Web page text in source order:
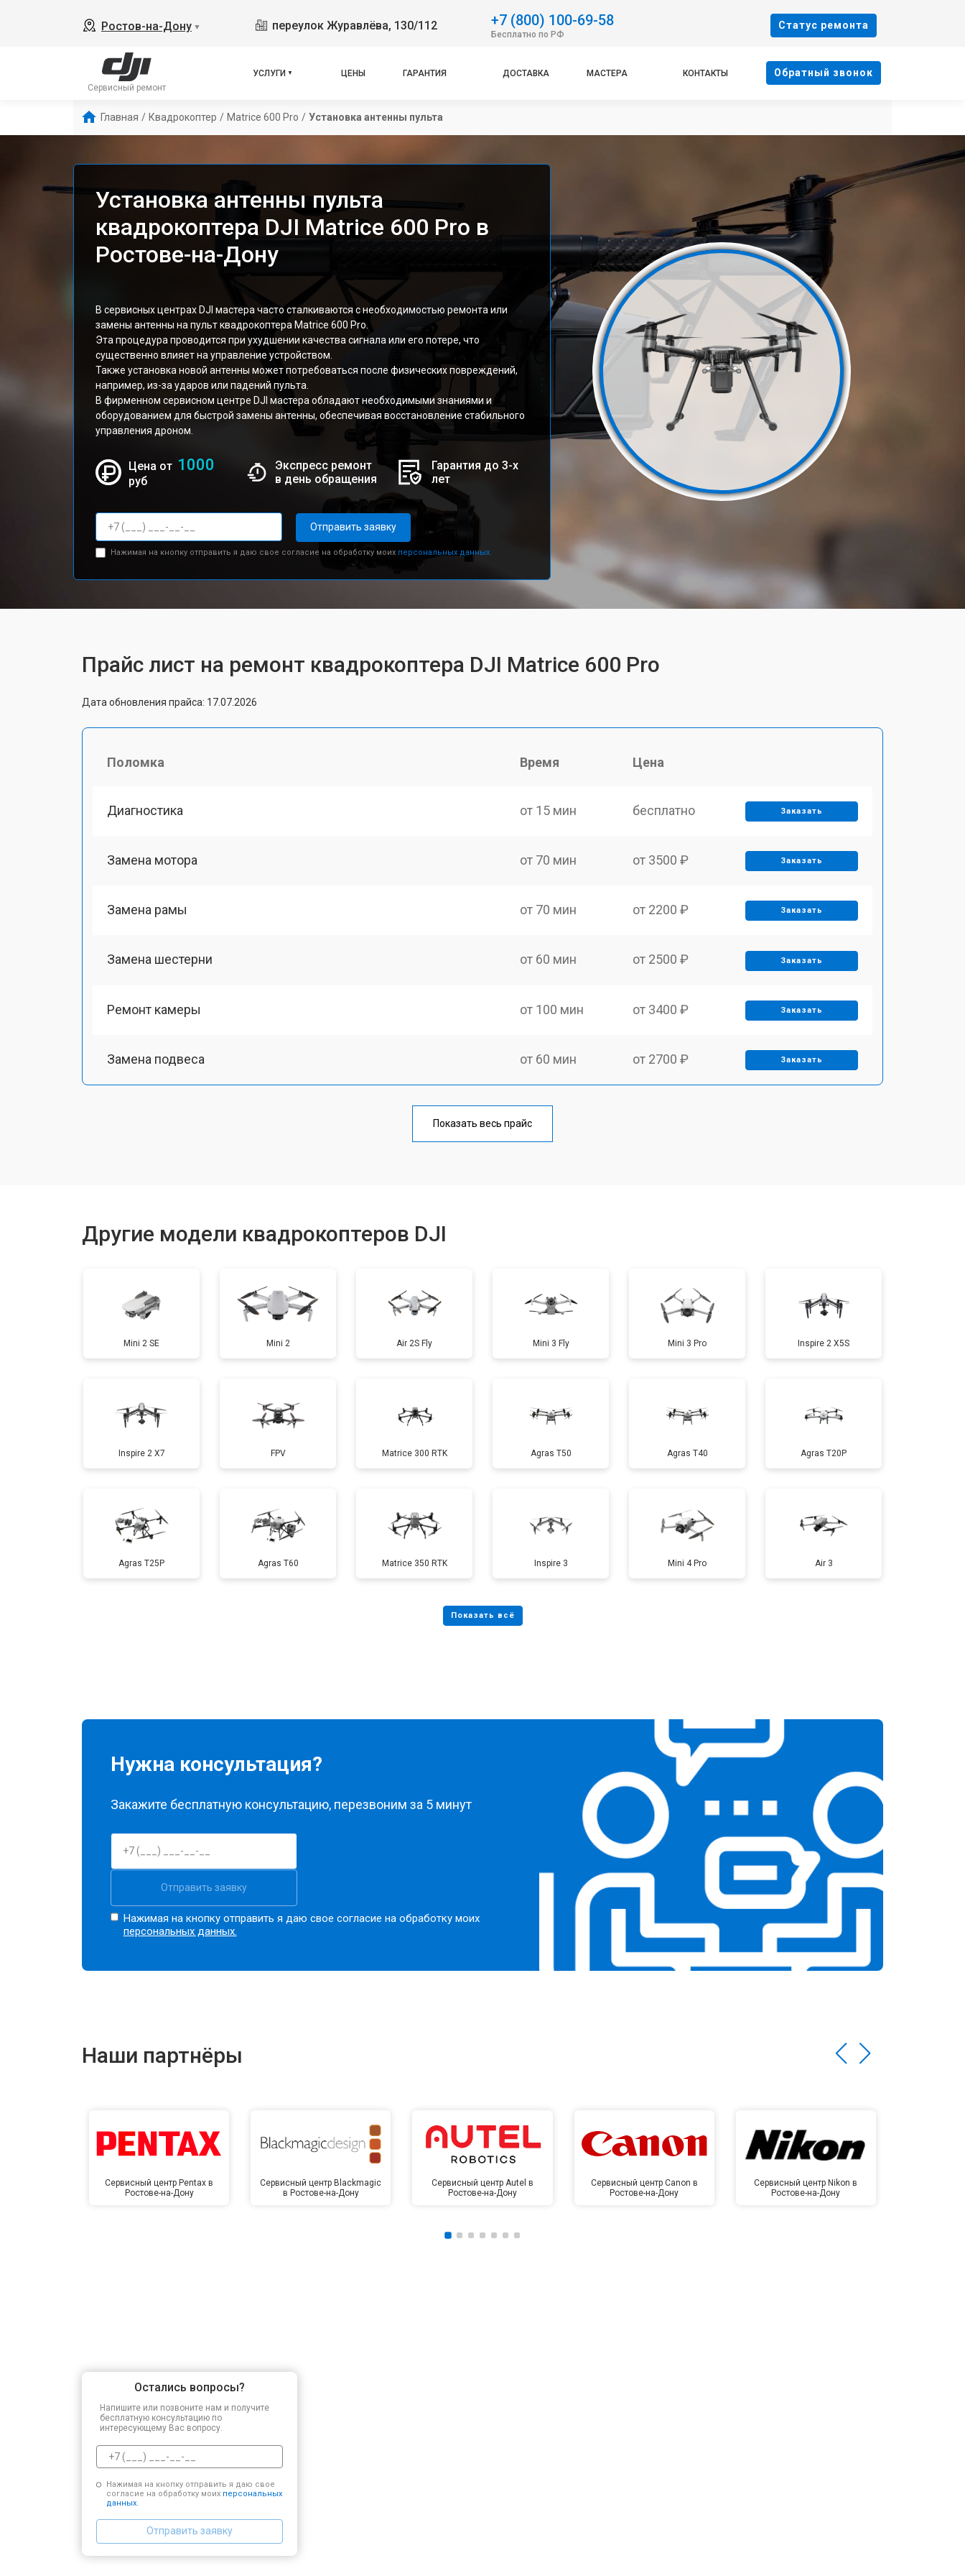
Ростов-на-Дону ▼ переулок Журавлёва, 130/112 +7 (800) 100-69-58
Бесплатно по РФ
Cтатус ремонта
Сервисный ремонт
УСЛУГИ ЦЕНЫ ГАРАНТИЯ ДОСТАВКА МАСТЕРА КОНТАКТЫ Oбратный звонок
Главная / Квадрокоптер / Matrice 600 Pro / Установка антенны пульта
Установка антенны пульта
квадрокоптера DJI Matrice 600 Pro в
Ростове-на-Дону
В сервисных центрах DJI мастера часто сталкиваются с необходимостью ремонта или
замены антенны на пульт квадрокоптера Matrice 600 Pro.
Эта процедура проводится при ухудшении качества сигнала или его потере, что
существенно влияет на управление устройством.
Также установка новой антенны может потребоваться после физических повреждений,
например, из-за ударов или падений пульта.
В фирменном сервисном центре DJI мастера обладают необходимыми знаниями и
оборудованием для быстрой замены антенны, обеспечивая восстановление стабильного
управления дроном.
Цена от 1000
руб
Экспресс ремонт
в день обращения
Гарантия до 3-х
лет
Отправить заявку
Нажимая на кнопку отправить я даю свое согласие на обработку моих персональных данных.
Прайс лист на ремонт квадрокоптера DJI Matrice 600 Pro
Дата обновления прайса: 17.07.2026
Поломка Время Цена
Диагностика от 15 мин бесплатно Заказать
Замена мотора от 70 мин от 3500 ₽ Заказать
Замена рамы от 70 мин от 2200 ₽ Заказать
Замена шестерни от 60 мин от 2500 ₽ Заказать
Ремонт камеры от 100 мин от 3400 ₽ Заказать
Замена подвеса от 60 мин от 2700 ₽ Заказать
от 100 мин
Замена аккумулятора от 60 мин от 1600 ₽ Заказать
Настройка шифрования Wi-Fi от 40 мин от 1000 ₽ Заказать
Прошивка от 70 мин от 1800 ₽ Заказать
Замена материнской платы от 60 мин от 2800 ₽ Заказать
Ремонт корпуса от 3600 ₽
Показать весь прайс
Другие модели квадрокоптеров DJI
Mini 2 SE Mini 2 Air 2S Fly Mini 3 Fly Mini 3 Pro Inspire 2 X5S
Inspire 2 X7 FPV Matrice 300 RTK Agras T50 Agras T40 Agras T20P
Agras T25P Agras T60 Matrice 350 RTK Inspire 3 Mini 4 Pro Air 3
Нужна консультация?
Закажите бесплатную консультацию, перезвоним за 5 минут
Отправить заявку
Нажимая на кнопку отправить я даю свое согласие на обработку моих
персональных данных.
Наши партнёры
Сервисный центр Pentax в
Ростове-на-Дону
Сервисный центр Blackmagic
в Ростове-на-Дону
Сервисный центр Autel в
Ростове-на-Дону
Сервисный центр Canon в
Ростове-на-Дону
Сервисный центр Nikon в
Ростове-на-Дону
Остались вопросы?
Напишите или позвоните нам и получите
бесплатную консультацию по
интересующему Вас вопросу.
Нажимая на кнопку отправить я даю свое
согласие на обработку моих персональных
данных.
Отправить заявку